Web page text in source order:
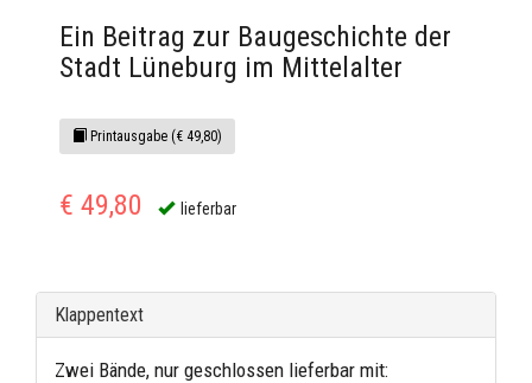
Ein Beitrag zur Baugeschichte der
Stadt Lüneburg im Mittelalter
Printausgabe (€ 49,80)
€ 49,80 lieferbar
Klappentext
Zwei Bände, nur geschlossen lieferbar mit: